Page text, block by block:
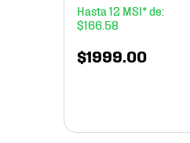
12
$166. 58
$1999 00